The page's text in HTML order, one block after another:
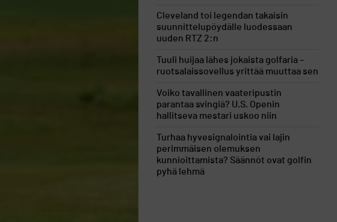
Cleveland toi legendan takaisin
suunnittelupöydälle luodessaan
uuden RTZ 2:n
Tuuli huijaa lähes jokaista golfaria –
ruotsalaissovellus yrittää muuttaa sen
Voiko tavallinen vaateripustin
parantaa svingiä? U.S. Openin
hallitseva mestari uskoo niin
Turhaa hyvesignalointia vai lajin
perimmäisen olemuksen
kunnioittamista? Säännöt ovat golfin
pyhä lehmä